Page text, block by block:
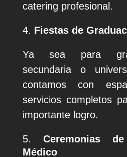
catering profesional.
Fiestas de
Ya sea para
secundaria o
contamos con
servicios completos
importante logro.
Ceremonias
Médico